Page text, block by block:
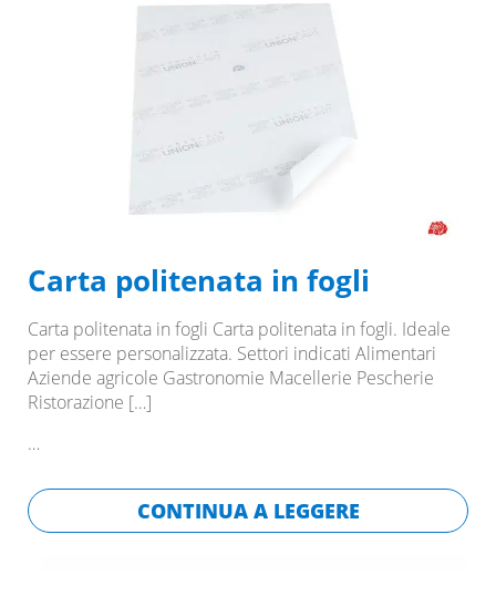
Carta politenata in fogli
Carta politenata in fogli Carta politenata in fogli. Ideale
per essere personalizzata. Settori indicati Alimentari
Aziende agricole Gastronomie Macellerie Pescherie
Ristorazione […]
…
CONTINUA A LEGGERE